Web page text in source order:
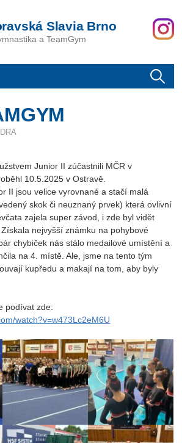
Slavia Brno
a TeamGym
Junior II zúčastnili MČR v
10.5.2025 v Ostravě.
II jsou velice vyrovnané a stačí malá
skok či neuznaný prvek) která ovlivní
zajela super závod, i zde byl vidět
nejvyšší známku na pohybové
chybiček nás stálo medailové umístění a
na 4. místě. Ale, jsme na tento tým
kupředu a makají na tom, aby byly
podívat zde:
watch?v=w473Lc2eM6U